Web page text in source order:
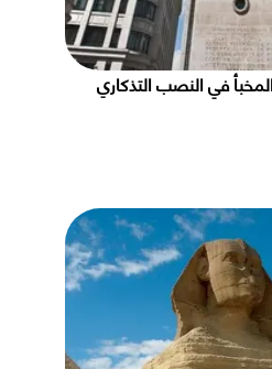
في النصب التذكاري